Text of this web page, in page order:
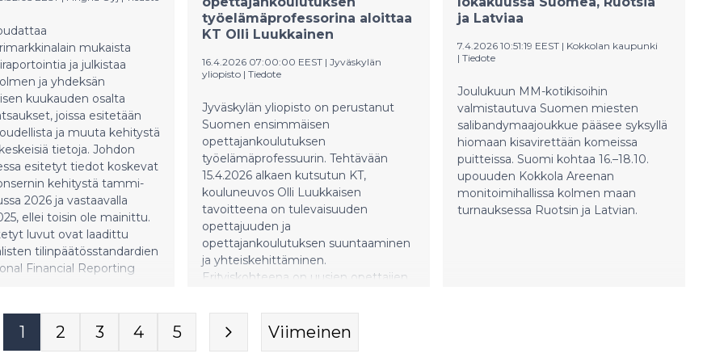
parantamiseen, sen
vaikutukset ovat
merkittäviä ja osin
arvioituja. –
mittakaava,
ja toteutustavat
pitkälti sen, millaiseksi
taloudellinen merkitys
Metsäbiotalouden
puheenjohtajana
mukaan
kannalta suurin
ennallistettavasta
– Tutkimus- ja
osoittavat, että
kiihtyvät nopeasti,
hehtaariin.
arvonlisään
mukaista
ja julkistaa
ja yhdeksän
kuukauden osalta
joissa esitetään
ja muuta kehitystä
tietoja. Johdon
esitetyt tiedot koskevat
kehitystä tammi-
2026 ja vastaavalla
ellei toisin ole mainittu.
luvut ovat laadittu
tilinpäätösstandardien
Financial Reporting
Suomen
tammi–maaliskuussa
työelämäprofessorina aloittaa
KT Olli Luukkainen
16.4.2026 07:00:00 EEST | Jyväskylän
yliopisto | Tiedote
Jyväskylän yliopisto on perustanut
Suomen ensimmäisen
opettajankoulutuksen
työelämäprofessuurin. Tehtävään
15.4.2026 alkaen kutsutun KT,
kouluneuvos Olli Luukkaisen
tavoitteena on tulevaisuuden
opettajuuden ja
opettajankoulutuksen suuntaaminen
ja yhteiskehittäminen.
Erityiskohteena on uusien opettajien
muuttuminen vaatii muutosta myös
opettajankoulutuksessa”, sanoo
ja Latviaa
7.4.2026 10:51:19 EEST | Kokkolan kaupunki
| Tiedote
Joulukuun MM-kotikisoihin
valmistautuva Suomen miesten
salibandymaajoukkue pääsee syksyllä
hiomaan kisavirettään komeissa
puitteissa. Suomi kohtaa 16.–18.10.
upouuden Kokkola Areenan
monitoimihallissa kolmen maan
turnauksessa Ruotsin ja Latvian.
1 2 3 4 5 Viimeinen